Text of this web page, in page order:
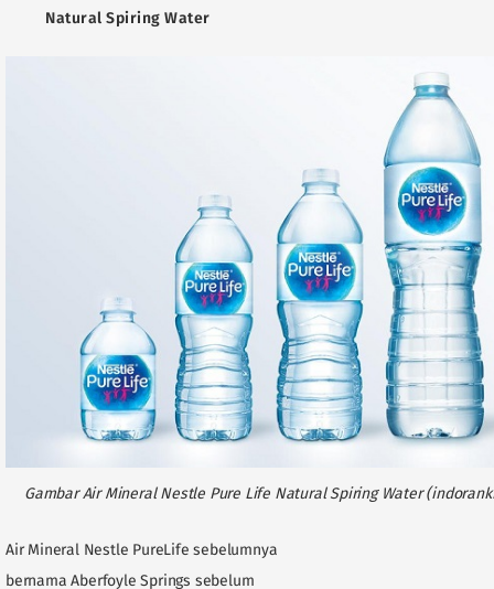
Natural Spiring Water
Gambar Air Mineral Nestle Pure Life Natural Spiring Water
Air Mineral Nestle PureLife sebelumnya
bernama Aberfoyle Springs sebelum